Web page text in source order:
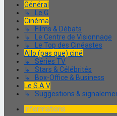
Général
↳ Le G
Cinéma
↳ Films & Débats
↳ Le Centre de Visionnage
↳ Le Top des Cinéastes
Allo (pas que) ciné
↳ Séries TV
↳ Stars & Célébrités
↳ Box-Office & Business
Le S.A.V
↳ Suggestions &
Informations